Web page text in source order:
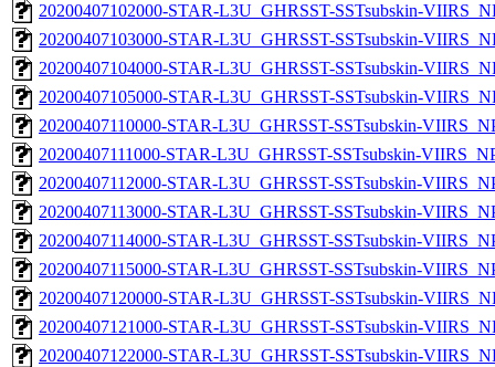
20200407102000-STAR-L3U_GHRSST-SSTsubskin-
20200407103000-STAR-L3U_GHRSST-SSTsubskin-
20200407104000-STAR-L3U_GHRSST-SSTsubskin-
20200407105000-STAR-L3U_GHRSST-SSTsubskin-
20200407110000-STAR-L3U_GHRSST-SSTsubskin-
20200407111000-STAR-L3U_GHRSST-SSTsubskin-
20200407112000-STAR-L3U_GHRSST-SSTsubskin-
20200407113000-STAR-L3U_GHRSST-SSTsubskin-
20200407114000-STAR-L3U_GHRSST-SSTsubskin-
20200407115000-STAR-L3U_GHRSST-SSTsubskin-
20200407120000-STAR-L3U_GHRSST-SSTsubskin-
20200407121000-STAR-L3U_GHRSST-SSTsubskin-
20200407122000-STAR-L3U_GHRSST-SSTsubskin-